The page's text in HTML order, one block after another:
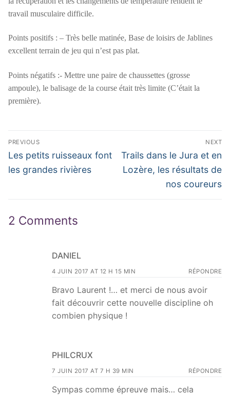
travail musculaire difficile.
Points positifs : – Très belle matinée, Base de loisirs de Jablines
excellent terrain de jeu qui n’est pas plat.
Points négatifs :- Mettre une paire de chaussettes (grosse
ampoule), le balisage de la course était très limite (C’était la
première).
Navigation
de
l’article
PREVIOUS
Previous
post:
Les petits ruisseaux font
les grandes rivières
NEXT
Next
post:
Trails dans le Jura et en
Lozère, les résultats de
nos coureurs
2 Comments
DANIEL
4 JUIN 2017 AT 12 H 15 MIN RÉPONDRE
Bravo Laurent !… et merci de nous avoir
fait découvrir cette nouvelle discipline oh
combien physique !
PHILCRUX
7 JUIN 2017 AT 7 H 39 MIN RÉPONDRE
Sympas comme épreuve mais… cela